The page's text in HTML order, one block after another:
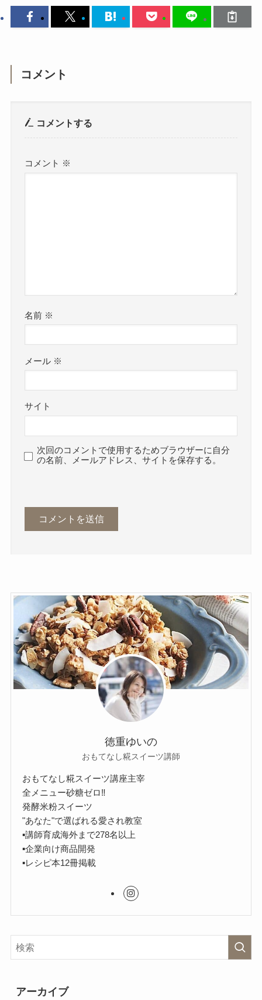
コメント
コメントする
コメント ※
名前 ※
メール ※
サイト
次回のコメントで使用するためブラウザーに自分
の名前、メールアドレス、サイトを保存する。
徳重ゆいの
おもてなし糀スイーツ講師
おもてなし糀スイーツ講座主宰
全メニュー砂糖ゼロ‼︎
発酵米粉スイーツ
"あなた"で選ばれる愛され教室
▪︎講師育成海外まで278名以上
▪︎企業向け商品開発
▪︎レシピ本12冊掲載
アーカイブ